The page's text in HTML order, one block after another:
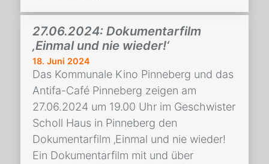
27.06.2024: Dokumentarfilm
‚Einmal und nie wieder!‘
18. Juni 2024
Das Kommunale Kino Pinneberg und das
Antifa-Café Pinneberg zeigen am
27.06.2024 um 19.00 Uhr im Geschwister
Scholl Haus in Pinneberg den
Dokumentarfilm ‚Einmal und nie wieder!
Ein Dokumentarfilm mit und über